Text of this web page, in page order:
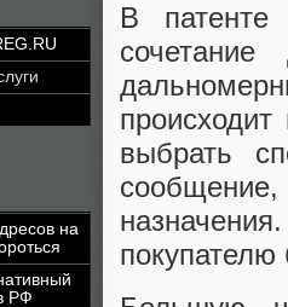
на
РФ
В патенте
выбрать
покупателю